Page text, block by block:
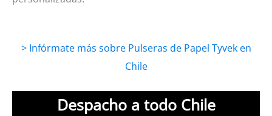
> Infórmate más sobre Pulseras de Papel Tyvek en
Chile
Despacho a todo Chile